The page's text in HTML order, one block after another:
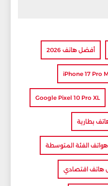
أفضل هاتف 2026
iPhone 17 Pro
Google Pixel 10 Pro XL
بطارية
الفئة المتوسطة
هاتف اقتصادي